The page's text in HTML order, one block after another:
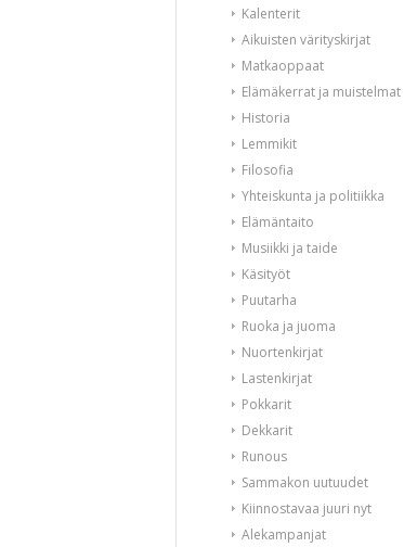
Kalenterit
Aikuisten värityskirjat
Matkaoppaat
Elämäkerrat ja muistelmat
Historia
Lemmikit
Filosofia
Yhteiskunta ja politiikka
Elämäntaito
Musiikki ja taide
Käsityöt
Puutarha
Ruoka ja juoma
Nuortenkirjat
Lastenkirjat
Pokkarit
Dekkarit
Runous
Sammakon uutuudet
Kiinnostavaa juuri nyt
Alekampanjat